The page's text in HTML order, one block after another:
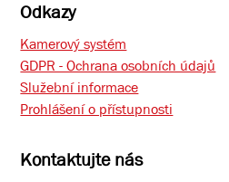
Odkazy
Kamerový systém
GDPR - Ochrana osobních údajů
Služební informace
Prohlášení o přístupnosti
Kontaktujte nás